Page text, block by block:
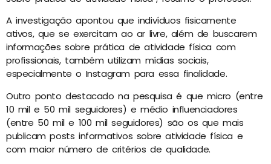
A investigação apontou que indivíduos fisicamente
ativos, que se exercitam ao ar livre, além de buscarem
informações sobre prática de atividade física com
profissionais, também utilizam mídias sociais,
especialmente o Instagram para essa finalidade.
Outro ponto destacado na pesquisa é que micro (entre
10 mil e 50 mil seguidores) e médio influenciadores
(entre 50 mil e 100 mil seguidores) são os que mais
publicam posts informativos sobre atividade física e
com maior número de critérios de qualidade.